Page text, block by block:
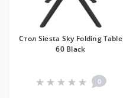
Cтол Siesta Sky Folding Table
60 Black
0